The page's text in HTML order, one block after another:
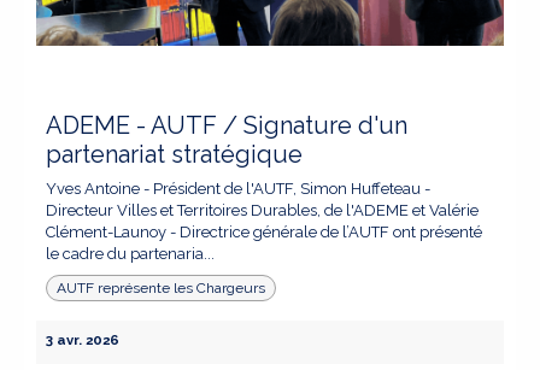
ADEME - AUTF / Signature d'un
partenariat stratégique
Yves Antoine - Président de l'AUTF, Simon Huffeteau -
Directeur Villes et Territoires Durables, de l'ADEME et Valérie
Clément-Launoy - Directrice générale de l’AUTF ont présenté
le cadre du partenaria...
AUTF représente les Chargeurs
3 avr. 2026